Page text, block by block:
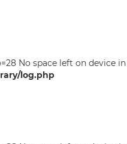
No space left on device in
log.php